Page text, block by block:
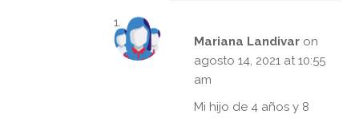
Mariana Landivar on
agosto 14, 2021 at 10:55
am
Mi hijo de 4 años y 8